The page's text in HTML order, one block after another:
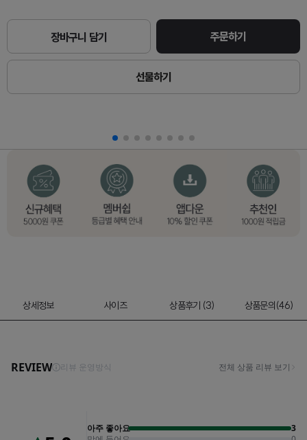
장바구니 담기 주문하기
선물하기
상세정보 사이즈 상품후기 (3) 상품문의(46)